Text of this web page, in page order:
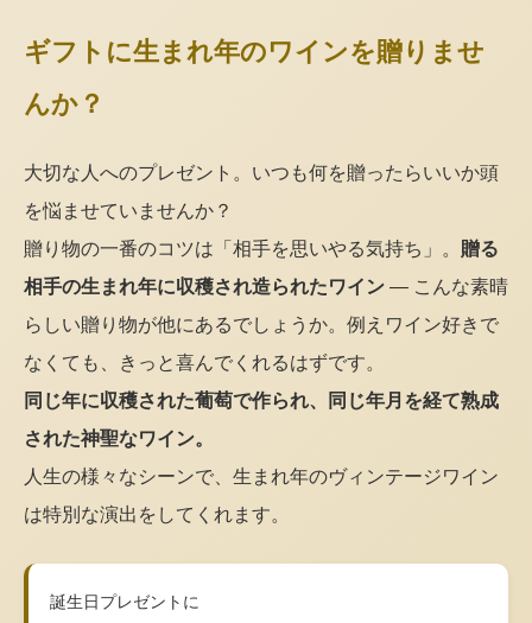
ギフトに生まれ年のワインを贈りませ
んか？
大切な人へのプレゼント。いつも何を贈ったらいいか頭
を悩ませていませんか？
贈り物の一番のコツは「相手を思いやる気持ち」。 贈る
相手の生まれ年に収穫され造られたワイン — こんな素晴
らしい贈り物が他にあるでしょうか。例えワイン好きで
なくても、きっと喜んでくれるはずです。
同じ年に収穫された葡萄で作られ、同じ年月を経て熟成
された神聖なワイン。
人生の様々なシーンで、生まれ年のヴィンテージワイン
は特別な演出をしてくれます。
誕生日プレゼントに